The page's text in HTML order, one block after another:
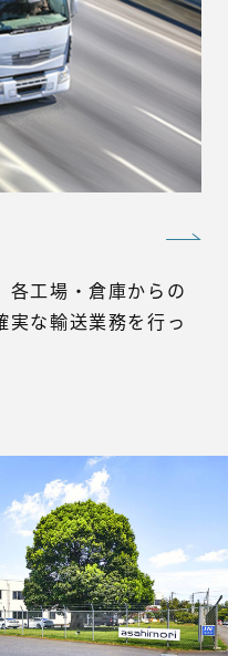
各工場・倉庫からの
実な輸送業務を行っ